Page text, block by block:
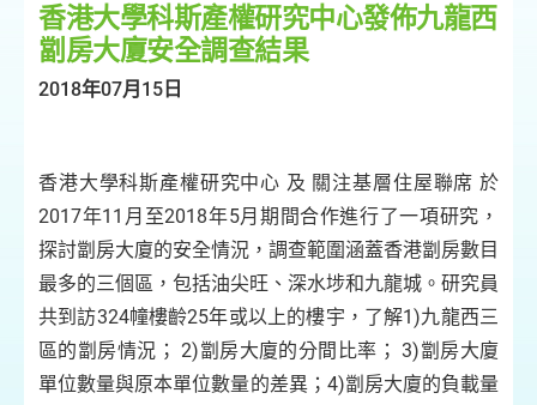
香港大學科斯產權研究中心發佈九龍西
劏房大廈安全調查結果
2018年07月15日
香港大學科斯產權研究中心 及 關注基層住屋聯席 於
2017年11月至2018年5月期間合作進行了一項研究，
探討劏房大廈的安全情況，調查範圍涵蓋香港劏房數目
最多的三個區，包括油尖旺、深水埗和九龍城。研究員
共到訪324幢樓齡25年或以上的樓宇，了解1)九龍西三
區的劏房情況； 2)劏房大廈的分間比率； 3)劏房大廈
單位數量與原本單位數量的差異；4)劏房大廈的負載量